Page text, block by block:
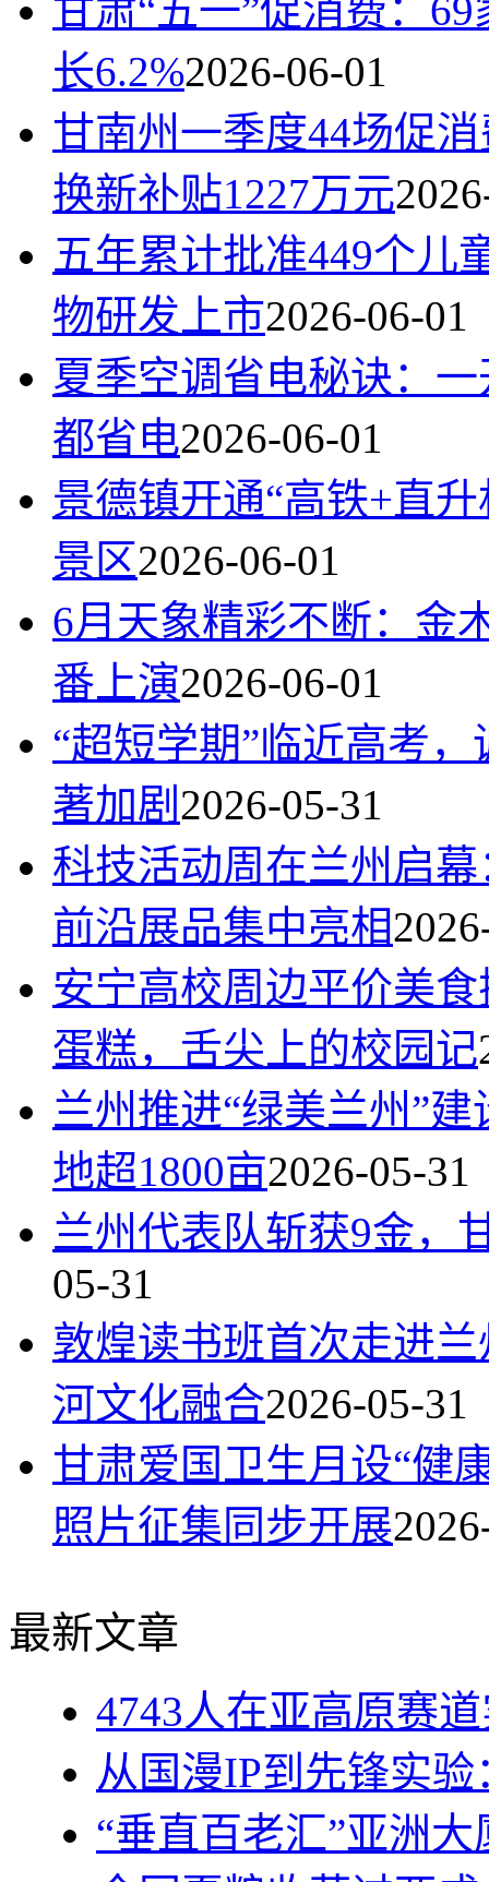
甘肃“五一”促消费：
长6.2%2026-06-01
甘南州一季度44场促
换新补贴1227万元
五年累计批准449个儿
物研发上市2026-06-01
夏季空调省电秘诀：
都省电2026-06-01
景德镇开通“高铁+直
景区2026-06-01
6月天象精彩不断：金
番上演2026-06-01
“超短学期”临近高考
著加剧 2026-05-31
科技活动周在兰州启
前沿展品集中亮相
安宁高校周边平价美
蛋糕，舌尖上的校园记
兰州推进“绿美兰州”
地超1800亩2026-05-31
兰州代表队斩获9金，
05-31
敦煌读书班首次走进
河文化融合2026-05-31
甘肃爱国卫生月设“健
照片征集同步开展
最新文章
4743人在亚高原赛
从国漫IP到先锋实
“垂直百老汇”亚洲